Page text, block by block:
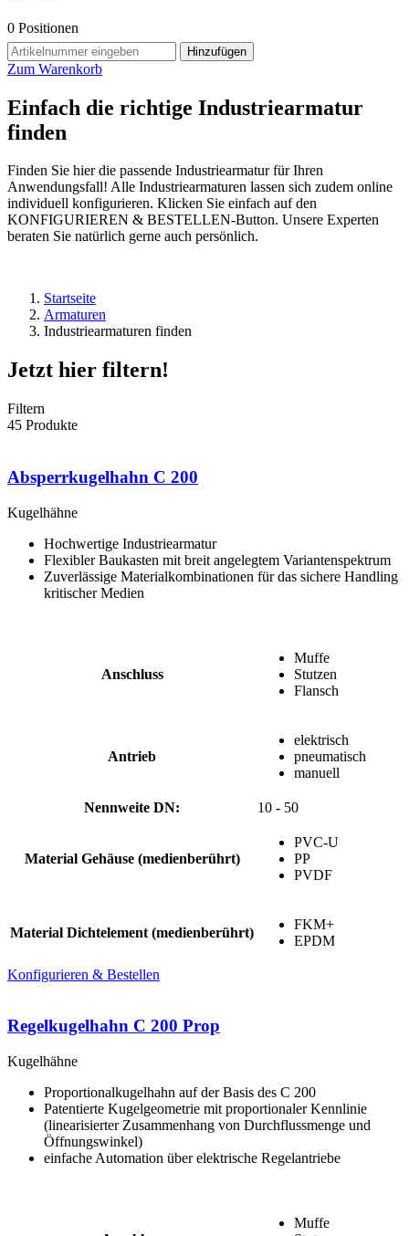
0 Positionen
Hinzufügen
Zum Warenkorb
Einfach die richtige Industriearmatur
finden
Finden Sie hier die passende Industriearmatur für Ihren
Anwendungsfall! Alle Industriearmaturen lassen sich zudem online
individuell konfigurieren. Klicken Sie einfach auf den
KONFIGURIEREN & BESTELLEN-Button. Unsere Experten
beraten Sie natürlich gerne auch persönlich.
Startseite
Armaturen
Industriearmaturen finden
Jetzt hier filtern!
Filtern
45 Produkte
Absperrkugelhahn C 200
Kugelhähne
Hochwertige Industriearmatur
Flexibler Baukasten mit breit angelegtem Variantenspektrum
Zuverlässige Materialkombinationen für das sichere Handling
kritischer Medien
Anschluss
Muffe
Stutzen
Flansch
Antrieb
elektrisch
pneumatisch
manuell
Nennweite DN: 10 - 50
Material Gehäuse (medienberührt)
PVC-U
PP
PVDF
Material Dichtelement (medienberührt)
FKM+
EPDM
Konfigurieren & Bestellen
Regelkugelhahn C 200 Prop
Kugelhähne
Proportionalkugelhahn auf der Basis des C 200
Patentierte Kugelgeometrie mit proportionaler Kennlinie
(linearisierter Zusammenhang von Durchflussmenge und
Öffnungswinkel)
einfache Automation über elektrische Regelantriebe
Muffe